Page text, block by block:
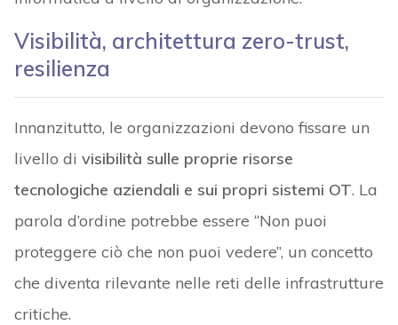
Visibilità, architettura zero-trust,
resilienza
Innanzitutto, le organizzazioni devono fissare un
livello di visibilità sulle proprie risorse
tecnologiche aziendali e sui propri sistemi OT. La
parola d’ordine potrebbe essere “Non puoi
proteggere ciò che non puoi vedere”, un concetto
che diventa rilevante nelle reti delle infrastrutture
critiche.